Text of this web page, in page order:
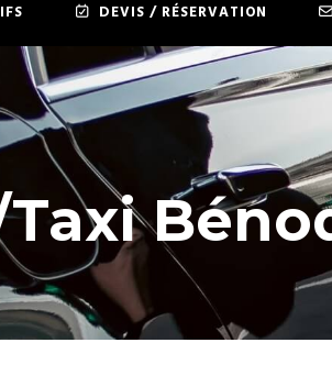
DEVIS / RÉSERVATION
Taxi